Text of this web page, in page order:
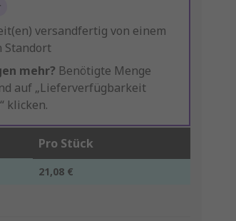
versandfertig von einem
Standort
mehr? Benötigte Menge
auf „Lieferverfügbarkeit
klicken.
Pro Stück
21,08 €